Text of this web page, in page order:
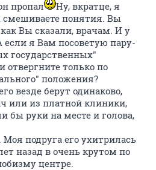
пропал
Ну, вкратце, я
смешиваете понятия. Вы
Вы сказали, врачам. И у
если я Вам посоветую пару-
государственных"
отвергните только по
положения?
везде берут одинаково,
или из платной клиники,
бы руки на месте и голова,
Моя подруга его ухитрилась
назад в очень крутом по
центре.